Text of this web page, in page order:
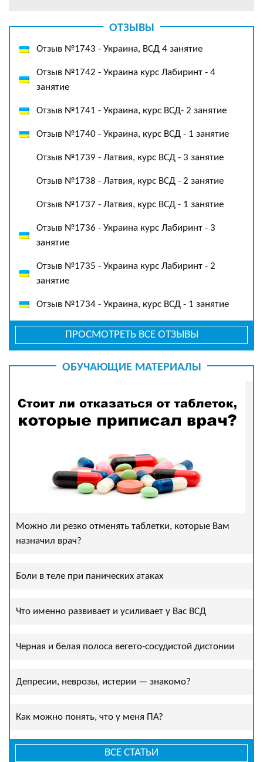
ОТЗЫВЫ
Отзыв №1743 - Украина, ВСД 4 занятие
Отзыв №1742 - Украина курс Лабиринт - 4
занятие
Отзыв №1741 - Украина, курс ВСД- 2 занятие
Отзыв №1740 - Украина, курс ВСД - 1 занятие
Отзыв №1739 - Латвия, курс ВСД - 3 занятие
Отзыв №1738 - Латвия, курс ВСД - 2 занятие
Отзыв №1737 - Латвия, курс ВСД - 1 занятие
Отзыв №1736 - Украина курс Лабиринт - 3
занятие
Отзыв №1735 - Украина курс Лабиринт - 2
занятие
Отзыв №1734 - Украина, курс ВСД - 1 занятие
ПРОСМОТРЕТЬ ВСЕ ОТЗЫВЫ
ОБУЧАЮЩИЕ МАТЕРИАЛЫ
Можно ли резко отменять таблетки, которые Вам
назначил врач?
Боли в теле при панических атаках
Что именно развивает и усиливает у Вас ВСД
Черная и белая полоса вегето-сосудистой дистонии
Депресии, неврозы, истерии — знакомо?
Как можно понять, что у меня ПА?
ВСЕ СТАТЬИ